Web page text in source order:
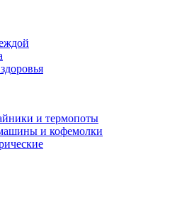
и термопоты
и кофемолки